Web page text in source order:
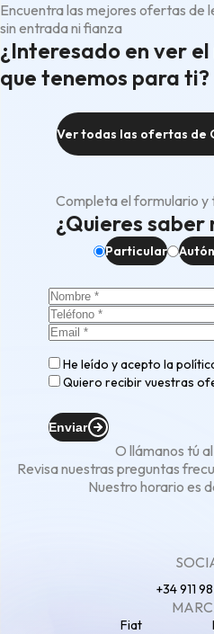
Encuentra las mejores ofertas de
sin entrada ni fianza
¿Interesado en ver
que tenemos para ti?
Ver todas las ofertas de
Completa el formulario y
¿Quieres
Particular
He leído y acepto la
Quiero recibir vuestras
Enviar
O llámanos tú al
Revisa nuestras preguntas
Nuestro horario es
+34 911
Fiat